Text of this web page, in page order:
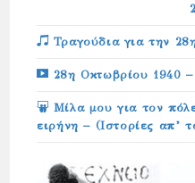
Τραγούδια για την
28η Οκτωβρίου 1940
Μίλα μου για τον
ειρήνη – (Ιστορίες απ’